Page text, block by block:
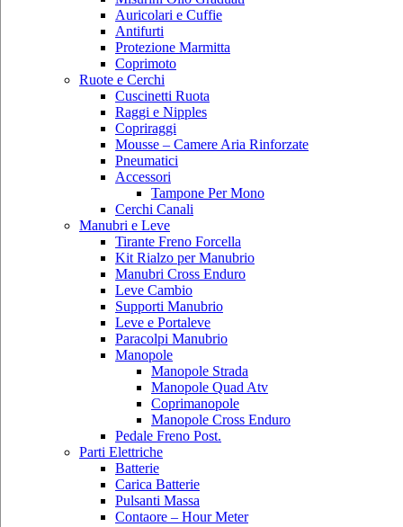
Auricolari e Cuffie
Antifurti
Protezione Marmitta
Coprimoto
Ruote e Cerchi
Cuscinetti Ruota
Raggi e Nipples
Copriraggi
Mousse – Camere Aria Rinforzate
Pneumatici
Accessori
Tampone Per Mono
Cerchi Canali
Manubri e Leve
Tirante Freno Forcella
Kit Rialzo per Manubrio
Manubri Cross Enduro
Leve Cambio
Supporti Manubrio
Leve e Portaleve
Paracolpi Manubrio
Manopole
Manopole Strada
Manopole Quad Atv
Coprimanopole
Manopole Cross Enduro
Pedale Freno Post.
Parti Elettriche
Batterie
Carica Batterie
Pulsanti Massa
Contaore – Hour Meter